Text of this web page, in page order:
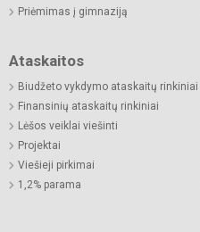
Priėmimas į gimnaziją
Ataskaitos
Biudžeto vykdymo ataskaitų rinkiniai
Finansinių ataskaitų rinkiniai
Lėšos veiklai viešinti
Projektai
Viešieji pirkimai
1,2% parama